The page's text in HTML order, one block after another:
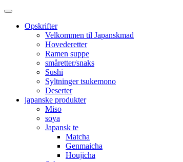
Opskrifter
Velkommen til Japanskmad
Hovederetter
Ramen suppe
småretter/snaks
Sushi
Syltninger tsukemono
Deserter
japanske produkter
Miso
soya
Japansk te
Matcha
Genmaicha
Houjicha